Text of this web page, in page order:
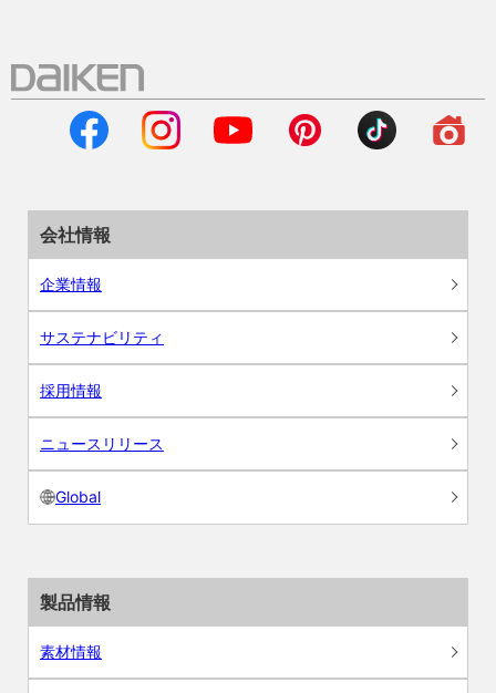
会社情報
企業情報
サステナビリティ
採用情報
ニュースリリース
Global
製品情報
素材情報